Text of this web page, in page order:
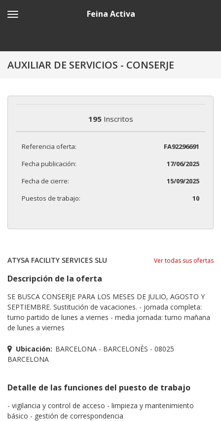
Feina Activa
AUXILIAR DE SERVICIOS - CONSERJE
195Inscritos
Referencia oferta:
FA92296691
Fecha publicación:
17/06/2025
Fecha de cierre:
15/09/2025
Puestos de trabajo:
10
ATYSA FACILITY SERVICES SLU Ver todas sus ofertas
Descripción de la oferta
SE BUSCA CONSERJE PARA LOS MESES DE JULIO, AGOSTO Y
SEPTIEMBRE. Sustitución de vacaciones. - jornada completa:
turno partido de lunes a viernes - media jornada: turno mañana
de lunes a viernes
Ubicación: BARCELONA - BARCELONÈS - 08025
BARCELONA
Detalle de las funciones del puesto de trabajo
- vigilancia y control de acceso - limpieza y mantenimiento
básico - gestión de correspondencia